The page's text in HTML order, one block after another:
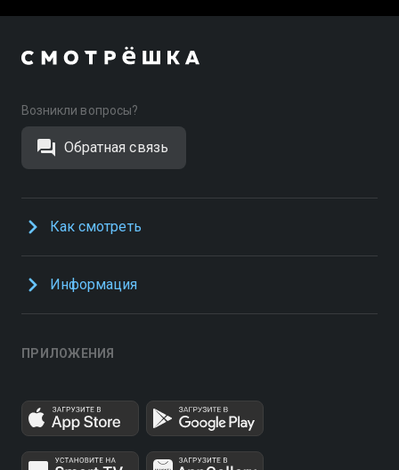
Возникли вопросы?
Обратная связь
Как смотреть
Информация
ПРИЛОЖЕНИЯ